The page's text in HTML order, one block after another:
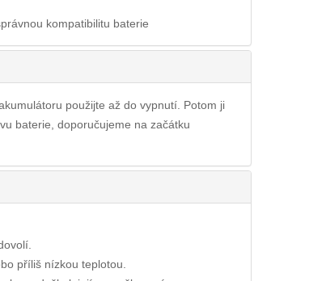
kompatibilitu baterie
použijte až do vypnutí. Potom ji
baterie, doporučujeme na začátku
příliš nízkou teplotou.